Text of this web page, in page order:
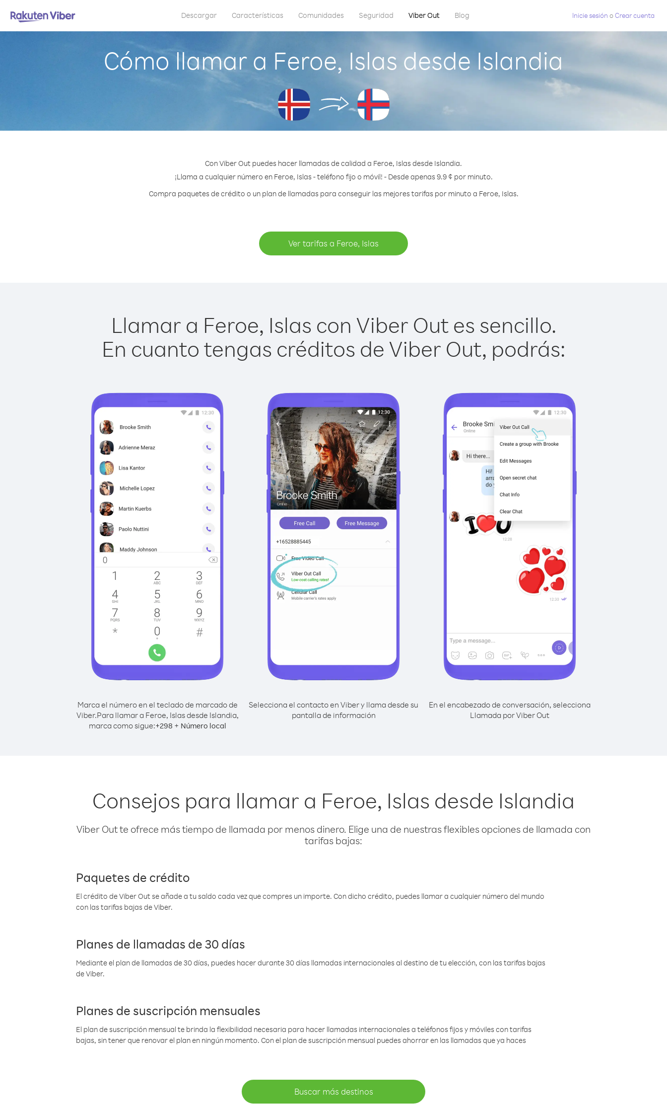
Descargar Características Comunidades Seguridad Viber Out Blog Inicie sesión oCrear cuenta
Cómo llamar a Feroe, Islas desde Islandia
Con Viber Out puedes hacer llamadas de calidad a Feroe, Islas desde Islandia.
¡Llama a cualquier número en Feroe, Islas - teléfono fijo o móvil! - Desde apenas 9.9 ¢ por minuto.
Compra paquetes de crédito o un plan de llamadas para conseguir las mejores tarifas por minuto a Feroe, Islas.
Ver tarifas a Feroe, Islas
Llamar a Feroe, Islas con Viber Out es sencillo.
En cuanto tengas créditos de Viber Out, podrás:
Marca el número en el teclado de marcado de
Viber.Para llamar a Feroe, Islas desde Islandia,
marca como sigue:+298 + Número local
Selecciona el contacto en Viber y llama desde su
pantalla de información
En el encabezado de conversación, selecciona
Llamada por Viber Out
Consejos para llamar a Feroe, Islas desde Islandia
Viber Out te ofrece más tiempo de llamada por menos dinero. Elige una de nuestras flexibles opciones de llamada con
tarifas bajas:
Paquetes de crédito
El crédito de Viber Out se añade a tu saldo cada vez que compres un importe. Con dicho crédito, puedes llamar a cualquier número del mundo
con las tarifas bajas de Viber.
Planes de llamadas de 30 días
Mediante el plan de llamadas de 30 días, puedes hacer durante 30 días llamadas internacionales al destino de tu elección, con las tarifas bajas
de Viber.
Planes de suscripción mensuales
El plan de suscripción mensual te brinda la flexibilidad necesaria para hacer llamadas internacionales a teléfonos fijos y móviles con tarifas
bajas, sin tener que renovar el plan en ningún momento. Con el plan de suscripción mensual puedes ahorrar en las llamadas que ya haces
Buscar más destinos